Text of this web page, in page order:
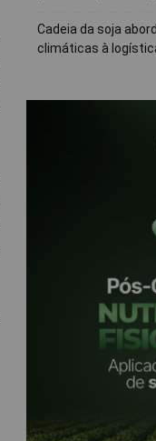
Cadeia da soja
climáticas à